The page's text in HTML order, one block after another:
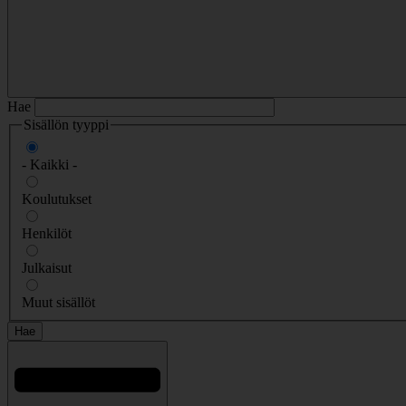
Hae
Sisällön tyyppi
- Kaikki -
Koulutukset
Henkilöt
Julkaisut
Muut sisällöt